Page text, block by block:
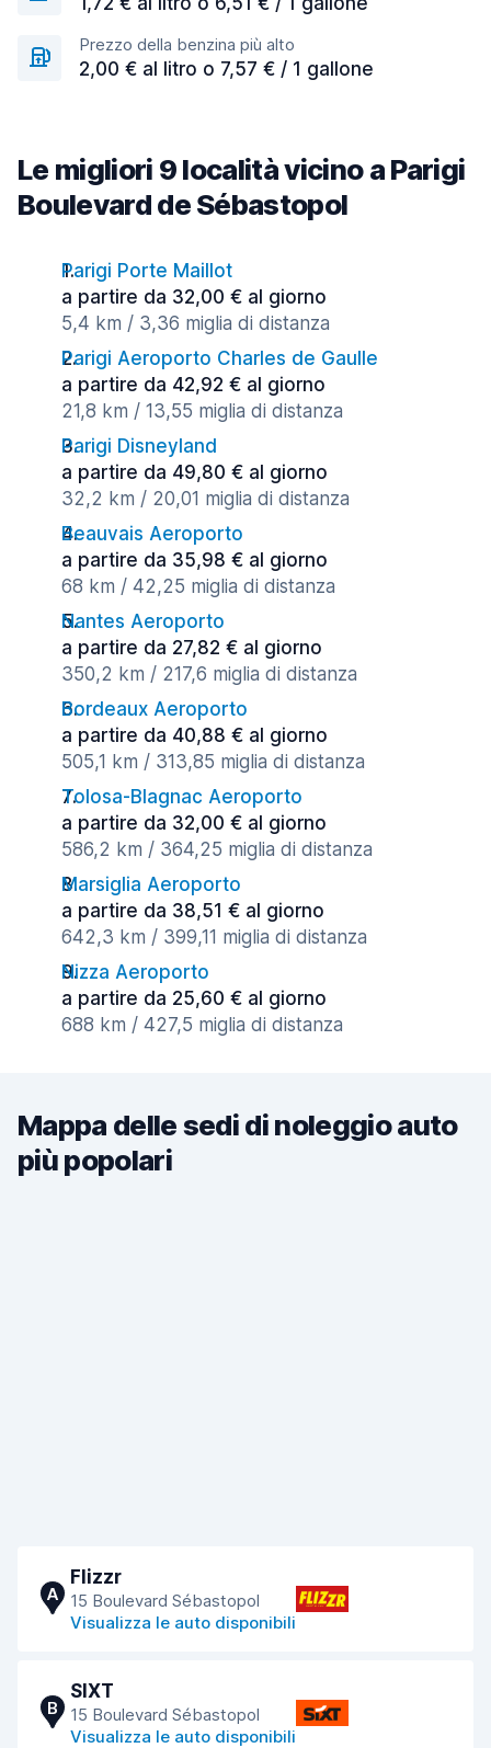
Prezzo della benzina più alto
2,00 € al litro o 7,57 € / 1 gallone
Le migliori 9 località vicino a Parigi
Boulevard de Sébastopol
Parigi Porte Maillot
a partire da 32,00 € al giorno
5,4 km / 3,36 miglia di distanza
Parigi Aeroporto Charles de Gaulle
a partire da 42,92 € al giorno
21,8 km / 13,55 miglia di distanza
Parigi Disneyland
a partire da 49,80 € al giorno
32,2 km / 20,01 miglia di distanza
Beauvais Aeroporto
a partire da 35,98 € al giorno
68 km / 42,25 miglia di distanza
Nantes Aeroporto
a partire da 27,82 € al giorno
350,2 km / 217,6 miglia di distanza
Bordeaux Aeroporto
a partire da 40,88 € al giorno
505,1 km / 313,85 miglia di distanza
Tolosa-Blagnac Aeroporto
a partire da 32,00 € al giorno
586,2 km / 364,25 miglia di distanza
Marsiglia Aeroporto
a partire da 38,51 € al giorno
642,3 km / 399,11 miglia di distanza
Nizza Aeroporto
a partire da 25,60 € al giorno
688 km / 427,5 miglia di distanza
Mappa delle sedi di noleggio auto
più popolari
A
Flizzr
15 Boulevard Sébastopol
Visualizza le auto disponibili
B
SIXT
15 Boulevard Sébastopol
Visualizza le auto disponibili